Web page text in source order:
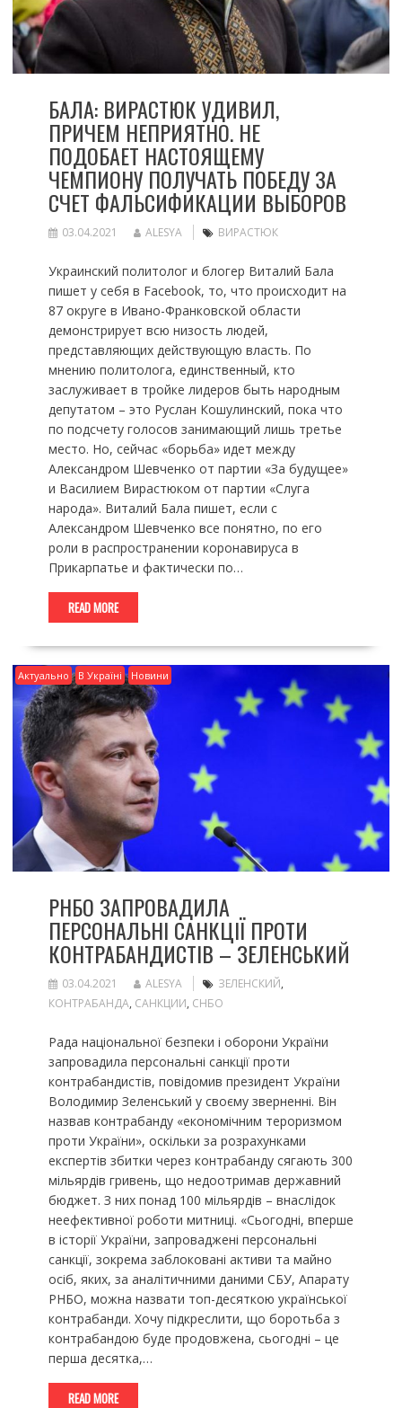
БАЛА: ВИРАСТЮК УДИВИЛ,
ПРИЧЕМ НЕПРИЯТНО. НЕ
ПОДОБАЕТ НАСТОЯЩЕМУ
ЧЕМПИОНУ ПОЛУЧАТЬ ПОБЕДУ ЗА
СЧЕТ ФАЛЬСИФИКАЦИИ ВЫБОРОВ
03.04.2021 ALESYA ВИРАСТЮК
Украинский политолог и блогер Виталий Бала
пишет у себя в Facebook, то, что происходит на
87 округе в Ивано-Франковской области
демонстрирует всю низость людей,
представляющих действующую власть. По
мнению политолога, единственный, кто
заслуживает в тройке лидеров быть народным
депутатом – это Руслан Кошулинский, пока что
по подсчету голосов занимающий лишь третье
место. Но, сейчас «борьба» идет между
Александром Шевченко от партии «За будущее»
и Василием Вирастюком от партии «Слуга
народа». Виталий Бала пишет, если с
Александром Шевченко все понятно, по его
роли в распространении коронавируса в
Прикарпатье и фактически по…
READ MORE
Актуально В Україні Новини
РНБО ЗАПРОВАДИЛА
ПЕРСОНАЛЬНІ САНКЦІЇ ПРОТИ
КОНТРАБАНДИСТІВ – ЗЕЛЕНСЬКИЙ
03.04.2021 ALESYA ЗЕЛЕНСКИЙ,
КОНТРАБАНДА, САНКЦИИ, СНБО
Рада національної безпеки і оборони України
запровадила персональні санкції проти
контрабандистів, повідомив президент України
Володимир Зеленський у своєму зверненні. Він
назвав контрабанду «економічним тероризмом
проти України», оскільки за розрахунками
експертів збитки через контрабанду сягають 300
мільярдів гривень, що недоотримав державний
бюджет. З них понад 100 мільярдів – внаслідок
неефективної роботи митниці. «Сьогодні, вперше
в історії України, запроваджені персональні
санкції, зокрема заблоковані активи та майно
осіб, яких, за аналітичними даними СБУ, Апарату
РНБО, можна назвати топ-десяткою української
контрабанди. Хочу підкреслити, що боротьба з
контрабандою буде продовжена, сьогодні – це
перша десятка,…
READ MORE